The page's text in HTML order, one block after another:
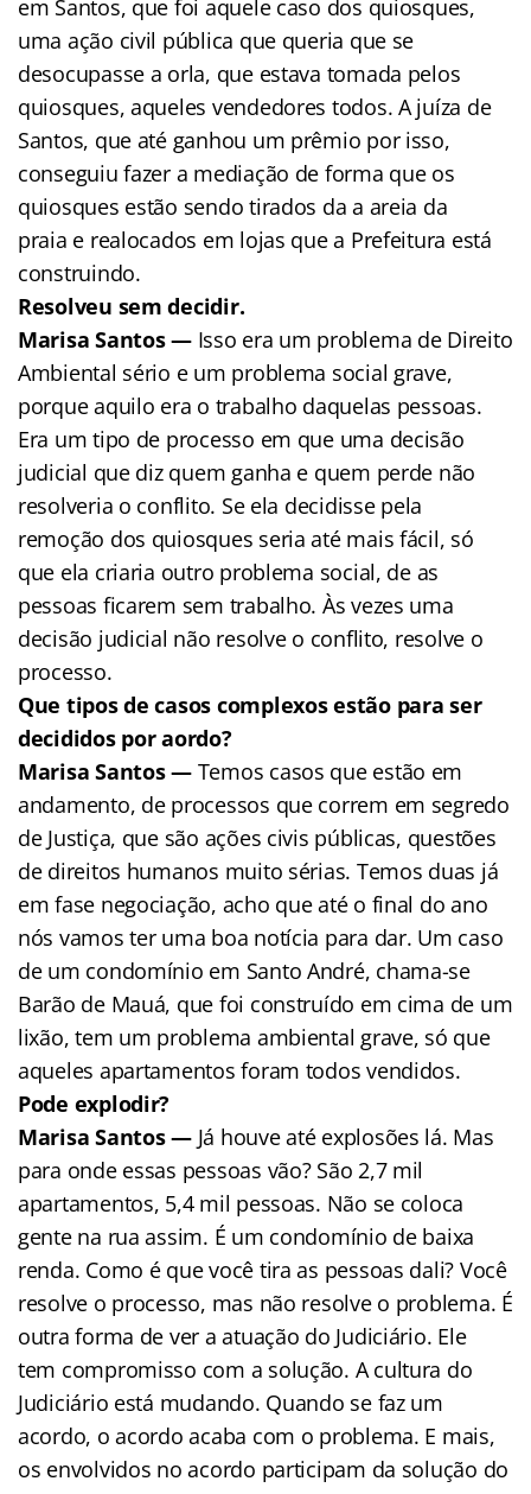
em Santos, que foi aquele caso dos quiosques,
uma ação civil pública que queria que se
desocupasse a orla, que estava tomada pelos
quiosques, aqueles vendedores todos. A juíza de
Santos, que até ganhou um prêmio por isso,
conseguiu fazer a mediação de forma que os
quiosques estão sendo tirados da a areia da
praia e realocados em lojas que a Prefeitura está
construindo.
Resolveu sem decidir.
Marisa Santos — Isso era um problema de Direito
Ambiental sério e um problema social grave,
porque aquilo era o trabalho daquelas pessoas.
Era um tipo de processo em que uma decisão
judicial que diz quem ganha e quem perde não
resolveria o conflito. Se ela decidisse pela
remoção dos quiosques seria até mais fácil, só
que ela criaria outro problema social, de as
pessoas ficarem sem trabalho. Às vezes uma
decisão judicial não resolve o conflito, resolve o
processo.
Que tipos de casos complexos estão para ser
decididos por aordo?
Marisa Santos — Temos casos que estão em
andamento, de processos que correm em segredo
de Justiça, que são ações civis públicas, questões
de direitos humanos muito sérias. Temos duas já
em fase negociação, acho que até o final do ano
nós vamos ter uma boa notícia para dar. Um caso
de um condomínio em Santo André, chama-se
Barão de Mauá, que foi construído em cima de um
lixão, tem um problema ambiental grave, só que
aqueles apartamentos foram todos vendidos.
Pode explodir?
Marisa Santos —Já houve até explosões lá. Mas
para onde essas pessoas vão? São 2,7 mil
apartamentos, 5,4 mil pessoas. Não se coloca
gente na rua assim. É um condomínio de baixa
renda. Como é que você tira as pessoas dali? Você
resolve o processo, mas não resolve o problema. É
outra forma de ver a atuação do Judiciário. Ele
tem compromisso com a solução. A cultura do
Judiciário está mudando. Quando se faz um
acordo, o acordo acaba com o problema. E mais,
os envolvidos no acordo participam da solução do